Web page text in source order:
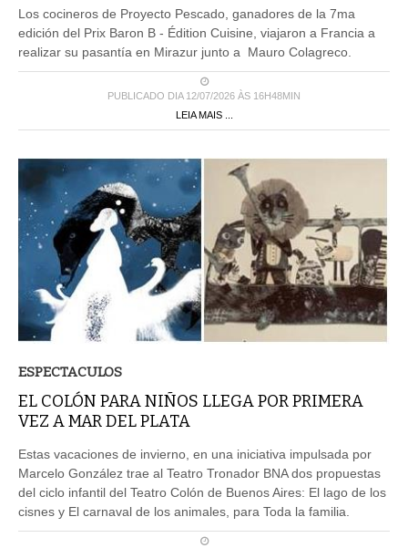
Los cocineros de Proyecto Pescado, ganadores de la 7ma
edición del Prix Baron B - Édition Cuisine, viajaron a Francia a
realizar su pasantía en Mirazur junto a Mauro Colagreco.
PUBLICADO DIA 12/07/2026 ÀS 16H48MIN
LEIA MAIS ...
ESPECTACULOS
EL COLÓN PARA NIÑOS LLEGA POR PRIMERA
VEZ A MAR DEL PLATA
Estas vacaciones de invierno, en una iniciativa impulsada por
Marcelo González trae al Teatro Tronador BNA dos propuestas
del ciclo infantil del Teatro Colón de Buenos Aires: El lago de los
cisnes y El carnaval de los animales, para Toda la familia.